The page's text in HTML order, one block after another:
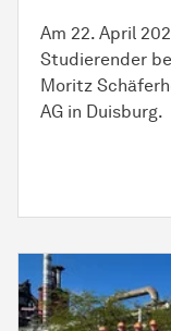
Am 22. April
Studierender
Moritz
AG in Duisburg.